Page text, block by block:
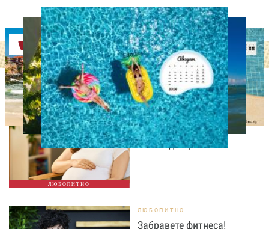
Оферти
ЛЮБОПИТНО
ЛЮБОПИТНО
Историческа промяна:
Жените над 40 години
раждат по-често от
тийнейджърките
ЛЮБОПИТНО
Забравете фитнеса!